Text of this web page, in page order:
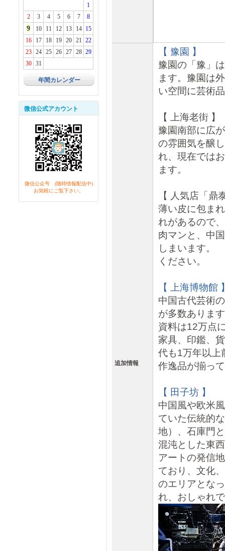
1
2
3 4 5 6 7 8
9 10 11 12 13 14
15
16
17 18 19 20 21 22
23
24 25 26 27 28 29
30
31
年間カレンダー
微信公式アカウント
微信公众号 (随時情報配信中)
お気軽にご覧下さい。
追加情報
【 豫園 】
豫園の「豫」
ます。豫園は
い空間に芸術
【 上海老街 】
豫園南部に広
の雰囲気を醸
れ、現在では
ます。
【 人気店「鼎
薄い皮に包ま
れがあるので
肉マンと、中
しまいます。
ください。
【 上海博物館
中国古代芸術
が多数ありま
資料は12万点
家具、印鑑、
代も1万年以上
作逸品が揃っ
【 田子坊 】
中国風や欧米
ていた伝統的
地）、石庫門
混沌とした東
アートの発信
ており、文化
のエリアとな
れ、おしゃれ